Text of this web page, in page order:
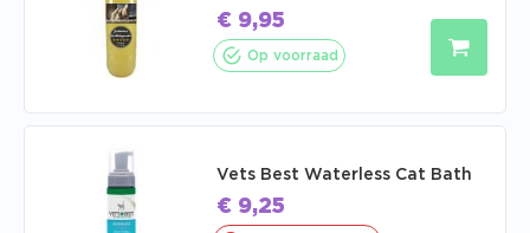
€ 9,95
Op voorraad
Vets Best Waterless Cat Bath
€ 9,25